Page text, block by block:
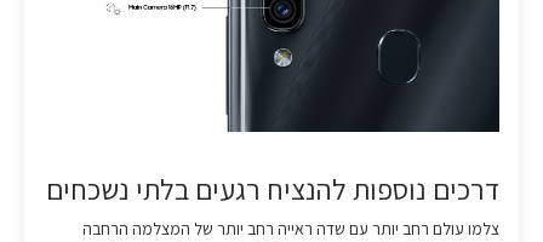
דרכים נוספות להנציח רגעים בלתי נשכחים
צלמו עולם רחב יותר עם שדה ראייה רחב יותר של המצלמה הרחבה